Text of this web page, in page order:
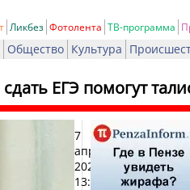
Ликбез Фотолента ТВ-программа
Общество Культура
ЕГЭ помогут
7
апреля
2024,
13:59